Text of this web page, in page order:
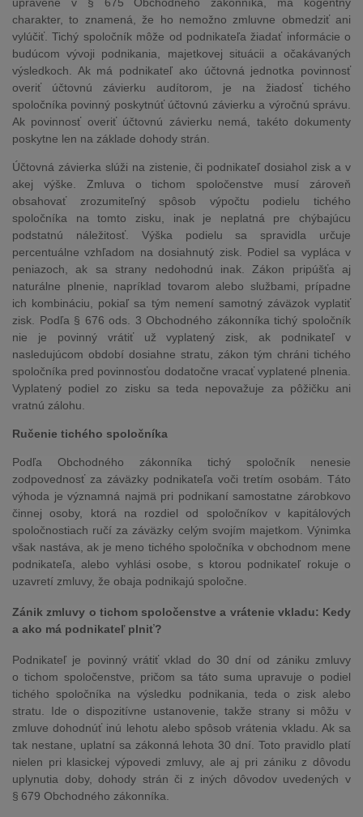
charakter, to znamená, že ho nemožno zmluvne obmedziť ani
vylúčiť. Tichý spoločník môže od podnikateľa žiadať informácie o
budúcom vývoji podnikania, majetkovej situácii a očakávaných
výsledkoch. Ak má podnikateľ ako účtovná jednotka povinnosť
overiť účtovnú závierku audítorom, je na žiadosť tichého
spoločníka povinný poskytnúť účtovnú závierku a výročnú správu.
Ak povinnosť overiť účtovnú závierku nemá, takéto dokumenty
poskytne len na základe dohody strán.
Účtovná závierka slúži na zistenie, či podnikateľ dosiahol zisk a v
akej výške. Zmluva o tichom spoločenstve musí zároveň
obsahovať zrozumiteľný spôsob výpočtu podielu tichého
spoločníka na tomto zisku, inak je neplatná pre chýbajúcu
podstatnú náležitosť. Výška podielu sa spravidla určuje
percentuálne vzhľadom na dosiahnutý zisk. Podiel sa vypláca v
peniazoch, ak sa strany nedohodnú inak. Zákon pripúšťa aj
naturálne plnenie, napríklad tovarom alebo službami, prípadne
ich kombináciu, pokiaľ sa tým nemení samotný záväzok vyplatiť
zisk. Podľa § 676 ods. 3 Obchodného zákonníka tichý spoločník
nie je povinný vrátiť už vyplatený zisk, ak podnikateľ v
nasledujúcom období dosiahne stratu, zákon tým chráni tichého
spoločníka pred povinnosťou dodatočne vracať vyplatené plnenia.
Vyplatený podiel zo zisku sa teda nepovažuje za pôžičku ani
vratnú zálohu.
Ručenie tichého spoločníka
Podľa Obchodného zákonníka tichý spoločník nenesie
zodpovednosť za záväzky podnikateľa voči tretím osobám. Táto
výhoda je významná najmä pri podnikaní samostatne zárobkovo
činnej osoby, ktorá na rozdiel od spoločníkov v kapitálových
spoločnostiach ručí za záväzky celým svojím majetkom. Výnimka
však nastáva, ak je meno tichého spoločníka v obchodnom mene
podnikateľa, alebo vyhlási osobe, s ktorou podnikateľ rokuje o
uzavretí zmluvy, že obaja podnikajú spoločne.
Zánik zmluvy o tichom spoločenstve a vrátenie vkladu: Kedy
a ako má podnikateľ plniť?
Podnikateľ je povinný vrátiť vklad do 30 dní od zániku zmluvy
o tichom spoločenstve, pričom sa táto suma upravuje o podiel
tichého spoločníka na výsledku podnikania, teda o zisk alebo
stratu. Ide o dispozitívne ustanovenie, takže strany si môžu v
zmluve dohodnúť inú lehotu alebo spôsob vrátenia vkladu. Ak sa
tak nestane, uplatní sa zákonná lehota 30 dní. Toto pravidlo platí
nielen pri klasickej výpovedi zmluvy, ale aj pri zániku z dôvodu
uplynutia doby, dohody strán či z iných dôvodov uvedených v
§ 679 Obchodného zákonníka.